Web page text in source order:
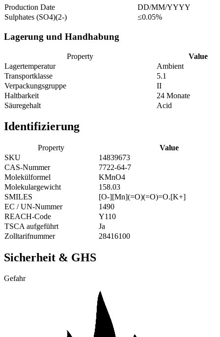
Production Date
DD/MM/YYYY
Sulphates (SO4)(2-)
≤0.05%
Lagerung und Handhabung
Property
Value
Lagertemperatur
Ambient
Transportklasse
5.1
Verpackungsgruppe
II
Haltbarkeit
24 Monate
Säuregehalt
Acid
Identifizierung
Property
Value
SKU
14839673
CAS-Nummer
7722-64-7
Molekülformel
KMnO4
Molekulargewicht
158.03
SMILES
[O-][Mn](=O)(=O)=O.[K+]
EC / UN-Nummer
1490
REACH-Code
Y110
TSCA aufgeführt
Ja
Zolltarifnummer
28416100
Sicherheit & GHS
Gefahr